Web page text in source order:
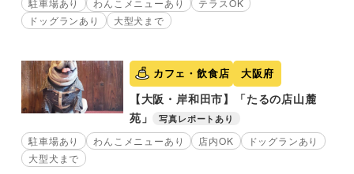
駐車場あり わんこメニューあり
テラスOK
ドッグランあり
大型犬まで
カフェ・飲食店 大阪府
【大阪・岸和田市】「たるの店山麓
苑」
写真レポートあり
駐車場あり わんこメニューあり 店内OK
ドッグランあり
大型犬まで